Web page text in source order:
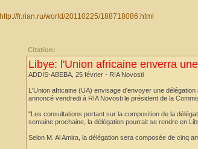
http://fr.rian.ru/world/20110225/188718086.html
Citation:
Libye: l'Union africaine enverra
ADDIS-ABEBA, 25 février - RIA Novosti
L'Union africaine (UA) envisage d'envoyer une
annoncé vendredi à RIA Novosti le président de la
"Les consultations portant sur la composition de la
semaine prochaine, la délégation pourrait se rendre en
Selon M. Al Amira, la délégation sera composée de cinq